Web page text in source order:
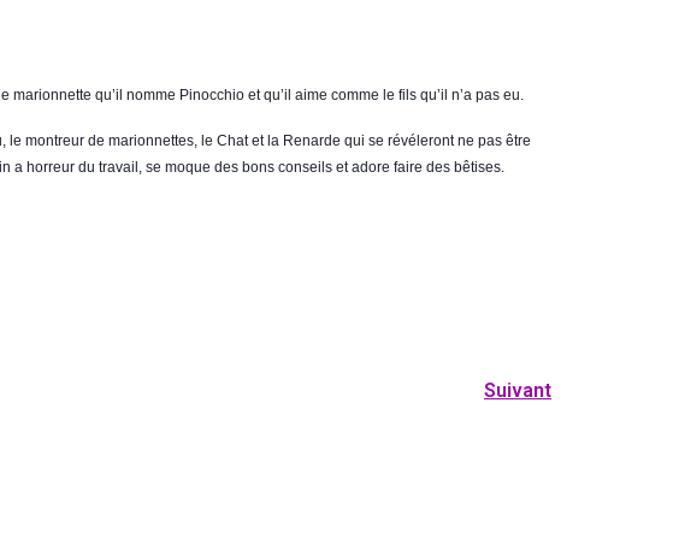
qu’il nomme Pinocchio et qu’il aime comme le fils qu’il n’a pas eu.
montreur de marionnettes, le Chat et la Renarde qui se révéleront ne pas être
a horreur du travail, se moque des bons conseils et adore faire des bêtises.
Suivant